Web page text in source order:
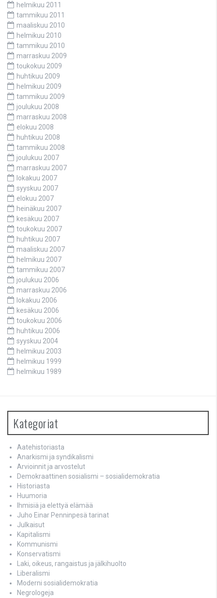
helmikuu 2011
tammikuu 2011
maaliskuu 2010
helmikuu 2010
tammikuu 2010
marraskuu 2009
toukokuu 2009
huhtikuu 2009
helmikuu 2009
tammikuu 2009
joulukuu 2008
marraskuu 2008
elokuu 2008
huhtikuu 2008
tammikuu 2008
joulukuu 2007
marraskuu 2007
lokakuu 2007
syyskuu 2007
elokuu 2007
heinäkuu 2007
kesäkuu 2007
toukokuu 2007
huhtikuu 2007
maaliskuu 2007
helmikuu 2007
tammikuu 2007
joulukuu 2006
marraskuu 2006
lokakuu 2006
kesäkuu 2006
toukokuu 2006
huhtikuu 2006
syyskuu 2004
helmikuu 2003
helmikuu 1999
helmikuu 1989
Kategoriat
Aatehistoriasta
Anarkismi ja syndikalismi
Arvioinnit ja arvostelut
Demokraattinen sosialismi – sosialidemokratia
Historiasta
Huumoria
Ihmisiä ja elettyä elämää
Juho Einar Penninpesä tarinat
Julkaisut
Kapitalismi
Kommunismi
Konservatismi
Laki, oikeus, rangaistus ja jälkihuolto
Liberalismi
Moderni sosialidemokratia
Negrologeja